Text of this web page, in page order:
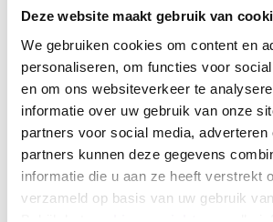
Deze website maakt gebruik van
We gebruiken cookies om content en
personaliseren, om functies voor
en om ons websiteverkeer te
informatie over uw gebruik van onze
partners voor social media, adverteren
partners kunnen deze gegevens
informatie die u aan ze heeft verstrekt
verzameld op basis van uw gebruik
Coördinatoren